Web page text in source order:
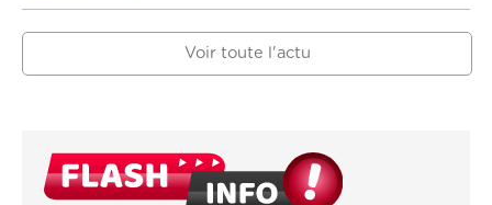
Voir toute l'actu